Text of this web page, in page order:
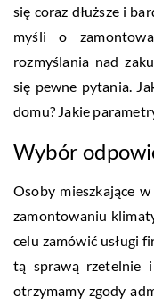
się coraz dłuższe i
myśli o
rozmyślania nad
się pewne pytania.
domu? Jakie
Wybór
Osoby mieszkające
zamontowaniu
celu zamówić usługi
tą sprawą rzetelnie
otrzymamy zgody